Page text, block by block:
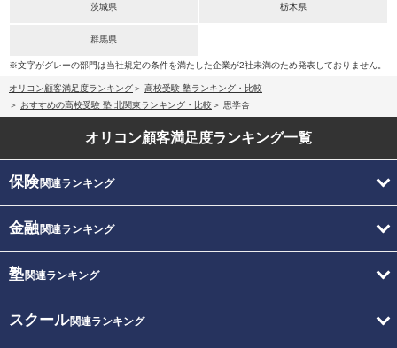
茨城県 栃木県
群馬県
※文字がグレーの部門は当社規定の条件を満たした企業が2社未満のため発表しておりません。
オリコン顧客満足度ランキング
高校受験 塾ランキング・比較
おすすめの高校受験 塾 北関東ランキング・比較
思学舎
オリコン顧客満足度ランキング一覧
保険関連ランキング
金融関連ランキング
塾関連ランキング
スクール関連ランキング